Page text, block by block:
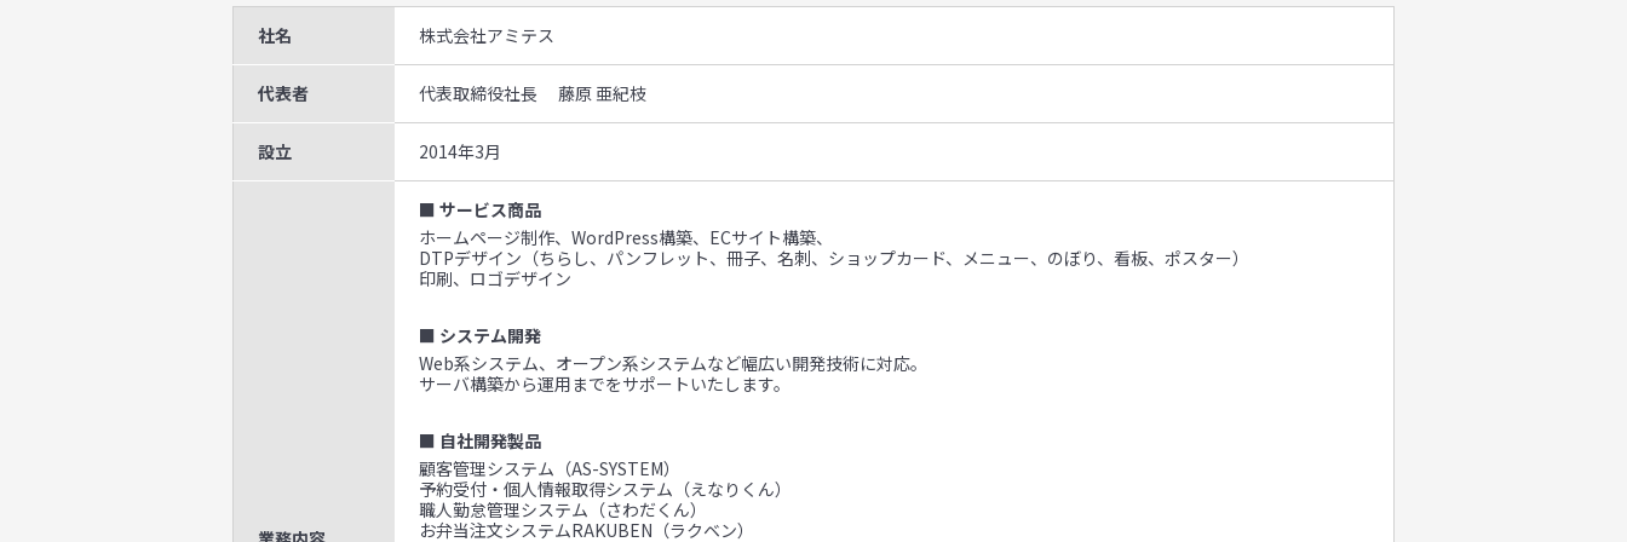
社名 株式会社アミテス
代表者 代表取締役社長 藤原 亜紀枝
設立 2014年3月
■ サービス商品
ホームページ制作、WordPress構築、ECサイト構築、
DTPデザイン（ちらし、パンフレット、冊子、名刺、ショップカード、メニュー、のぼり、看板、ポスター）
印刷、ロゴデザイン
■ システム開発
Web系システム、オープン系システムなど幅広い開発技術に対応。
サーバ構築から運用までをサポートいたします。
■ 自社開発製品
顧客管理システム（AS-SYSTEM）
予約受付・個人情報取得システム（えなりくん）
職人勤怠管理システム（さわだくん）
お弁当注文システムRAKUBEN（ラクベン）